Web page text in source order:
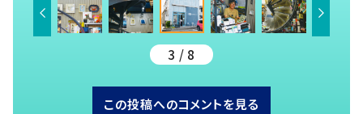
3 / 8
この投稿へのコメントを見る